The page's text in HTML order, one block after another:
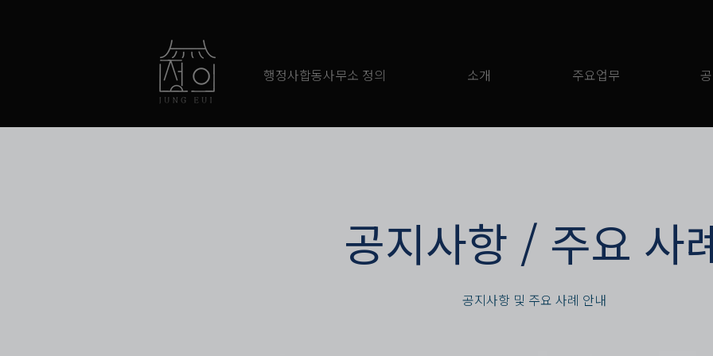
행정사합동사무소 정의 소개 주요업무
공지사항 / 주요 사
공지사항 및 주요 사례 안내